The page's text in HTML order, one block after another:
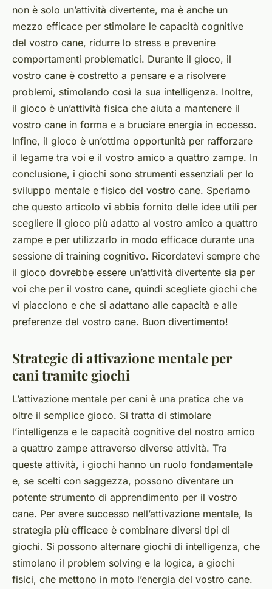
non è solo un’attività divertente, ma è anche un
mezzo efficace per stimolare le capacità cognitive
del vostro cane, ridurre lo stress e prevenire
comportamenti problematici. Durante il gioco, il
vostro cane è costretto a pensare e a risolvere
problemi, stimolando così la sua intelligenza. Inoltre,
il gioco è un’attività fisica che aiuta a mantenere il
vostro cane in forma e a bruciare energia in eccesso.
Infine, il gioco è un’ottima opportunità per rafforzare
il legame tra voi e il vostro amico a quattro zampe. In
conclusione, i giochi sono strumenti essenziali per lo
sviluppo mentale e fisico del vostro cane. Speriamo
che questo articolo vi abbia fornito delle idee utili per
scegliere il gioco più adatto al vostro amico a quattro
zampe e per utilizzarlo in modo efficace durante una
sessione di training cognitivo. Ricordatevi sempre che
il gioco dovrebbe essere un’attività divertente sia per
voi che per il vostro cane, quindi scegliete giochi che
vi piacciono e che si adattano alle capacità e alle
preferenze del vostro cane. Buon divertimento!
Strategie di attivazione mentale per
cani tramite giochi
L’attivazione mentale per cani è una pratica che va
oltre il semplice gioco. Si tratta di stimolare
l’intelligenza e le capacità cognitive del nostro amico
a quattro zampe attraverso diverse attività. Tra
queste attività, i giochi hanno un ruolo fondamentale
e, se scelti con saggezza, possono diventare un
potente strumento di apprendimento per il vostro
cane. Per avere successo nell’attivazione mentale, la
strategia più efficace è combinare diversi tipi di
giochi. Si possono alternare giochi di intelligenza, che
stimolano il problem solving e la logica, a giochi
fisici, che mettono in moto l’energia del vostro cane.